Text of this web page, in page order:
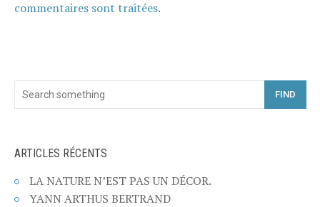
commentaires sont traitées.
FIND
ARTICLES RÉCENTS
LA NATURE N’EST PAS UN DÉCOR.
YANN ARTHUS BERTRAND